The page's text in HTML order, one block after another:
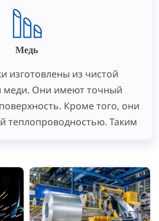
Медь
изготовлены из чистой
меди. Они имеют точный
Кроме того, они
теплопроводностью. Таким